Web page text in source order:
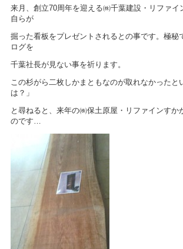
来月、創立70周年を迎える㈱千葉建設・リファ
自らが
掘った看板をプレゼントされるとの事です。極秘
ログを
千葉社長が見ない事を祈ります。
この杉がら二枚しかまともなのが取れなかったと
は？」
と尋ねると、来年の㈱保土原屋・リファインすか
のです…